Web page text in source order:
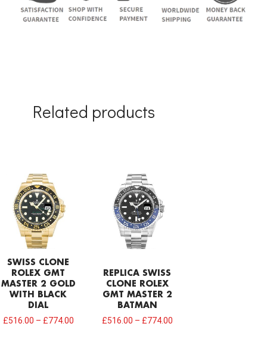
Related products
SWISS CLONE
ROLEX GMT
MASTER 2 GOLD
WITH BLACK
DIAL
£516.00 – £774.00
REPLICA SWISS
CLONE ROLEX
GMT MASTER 2
BATMAN
£516.00 – £774.00